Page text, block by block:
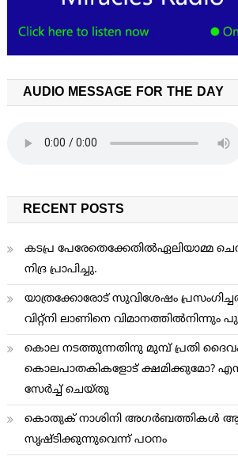
AUDIO MESSAGE FOR THE DAY
RECENT POSTS
കടപ്ര പേരേതെക്കേതിൽഏലിയാമ്മ
നിദ്ര പ്രാപിച്ചു.
യാത്രക്കോരോട് സുവിശേഷം
വിറ്റ്നി ലാണിനെ വിമാനത്തില്‍നിന്നും
കൊല നടത്തുന്നതിനു മുമ്പ് പ്രതി
കൊലപാതകികളോട് ക്ഷമിക്കുമോ? എന്ന്
സേര്‍ച്ച് ചെയ്തു
കൊതുക് നാശിനി അഗര്‍ബത്തികള്‍
സൃഷ്ടിക്കുന്നുവെന്ന് പഠനം